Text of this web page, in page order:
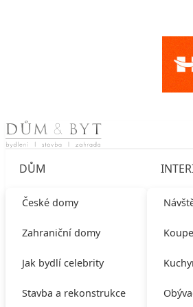
Skip to content
DŮM
České domy
Zahraniční domy
Jak bydlí celebrity
Stavba a rekonstrukce